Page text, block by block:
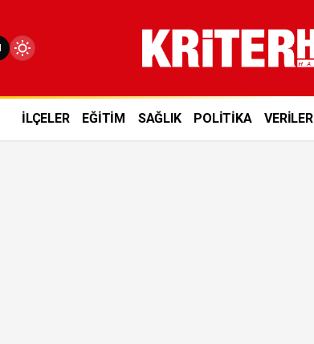
Mod
İLÇELER EĞİTİM SAĞLIK POLİTİKA VERİLER